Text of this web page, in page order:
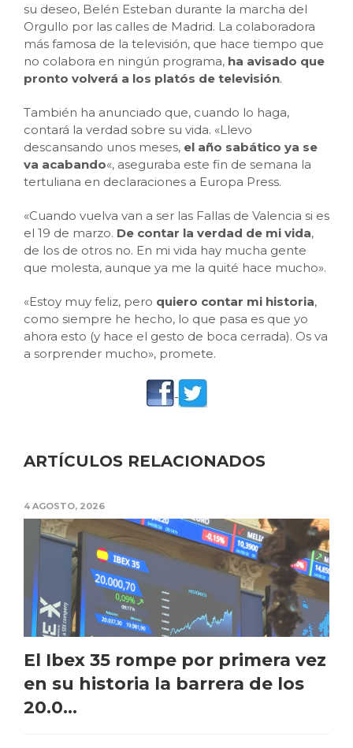
su deseo, Belén Esteban durante la marcha del
Orgullo por las calles de Madrid. La colaboradora
más famosa de la televisión, que hace tiempo que
no colabora en ningún programa, ha avisado que
pronto volverá a los platós de televisión.
También ha anunciado que, cuando lo haga,
contará la verdad sobre su vida. «Llevo
descansando unos meses, el año sabático ya se
va acabando«, aseguraba este fin de semana la
tertuliana en declaraciones a Europa Press.
«Cuando vuelva van a ser las Fallas de Valencia si es
el 19 de marzo. De contar la verdad de mi vida,
de los de otros no. En mi vida hay mucha gente
que molesta, aunque ya me la quité hace mucho».
«Estoy muy feliz, pero quiero contar mi historia,
como siempre he hecho, lo que pasa es que yo
ahora esto (y hace el gesto de boca cerrada). Os va
a sorprender mucho», promete.
ARTÍCULOS RELACIONADOS
4 AGOSTO, 2026
El Ibex 35 rompe por primera vez
en su historia la barrera de los
20.0...